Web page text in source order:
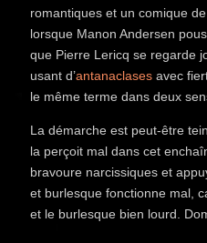
romantiques et un comique
lorsque Manon Andersen
que Pierre Lericq se regarde
usant d’antanaclases avec
le même terme dans deux
La démarche est peut-être
la perçoit mal dans cet
bravoure narcissiques et
et burlesque fonctionne mal,
et le burlesque bien lourd.